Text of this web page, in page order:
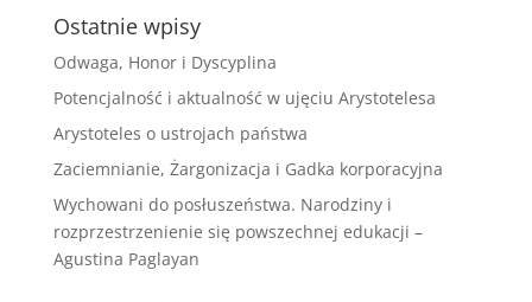
Ostatnie wpisy
Odwaga, Honor i Dyscyplina
Potencjalność i aktualność w ujęciu Arystotelesa
Arystoteles o ustrojach państwa
Zaciemnianie, Żargonizacja i Gadka korporacyjna
Wychowani do posłuszeństwa. Narodziny i
rozprzestrzenienie się powszechnej edukacji –
Agustina Paglayan